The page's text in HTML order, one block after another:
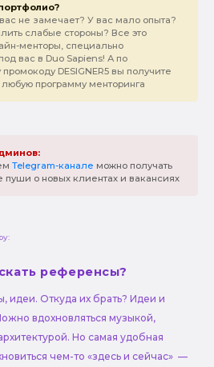
не замечает? У вас мало опыта?
слабые стороны? Все это
менторы, специально
вас в Duo Sapiens! А по
DESIGNER5 вы получите
любую программу менторинга
Telegram-канале можно получать
пуши о новых клиентах и вакансиях
референсы?
идеи. Откуда их брать? Идеи и
вдохновляться музыкой,
Но самая удобная
чем-то «здесь и сейчас» —